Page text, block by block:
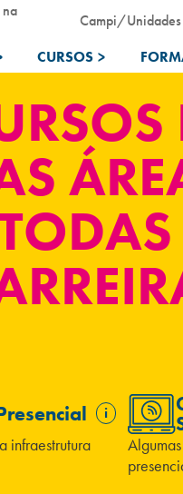
CURSOS >
Campi/Unidades
i
infraestrutura